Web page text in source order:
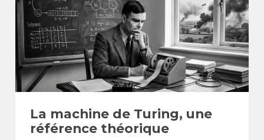
La machine de Turing, une
référence théorique